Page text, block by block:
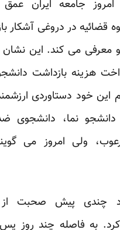
جامعه ایران
قضائیه در دروغی آشکار
معرفی می کند. این
هزینه بازداشت
این خود دستاوردی
نما، دانشجوی
ولی امروز می
چندی پیش صحبت از
کرد. به فاصله چند روز